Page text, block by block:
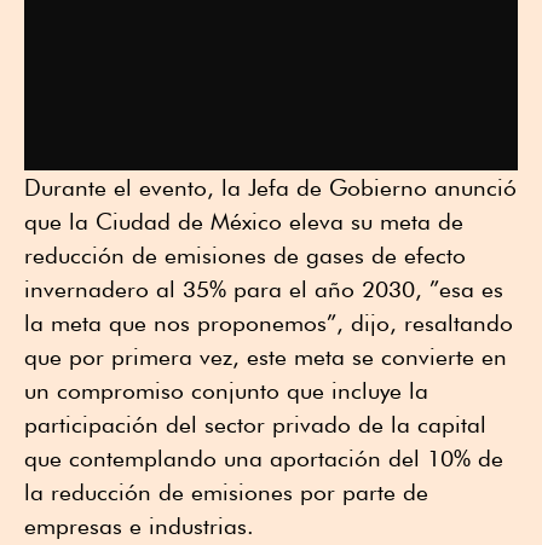
Durante el evento, la Jefa de Gobierno anunció
que la Ciudad de México eleva su meta de
reducción de emisiones de gases de efecto
invernadero al 35% para el año 2030, ”esa es
la meta que nos proponemos”, dijo, resaltando
que por primera vez, este meta se convierte en
un compromiso conjunto que incluye la
participación del sector privado de la capital
que contemplando una aportación del 10% de
la reducción de emisiones por parte de
empresas e industrias.